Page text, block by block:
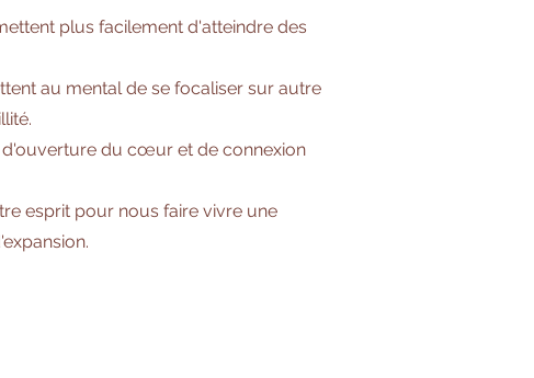
plus facilement d'atteindre des
au mental de se focaliser sur autre
d'ouverture du cœur et de connexion
esprit pour nous faire vivre une